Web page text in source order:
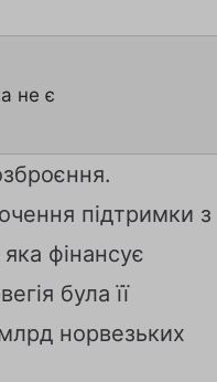
не є
підтримки з
фінансує
була її
норвезьких